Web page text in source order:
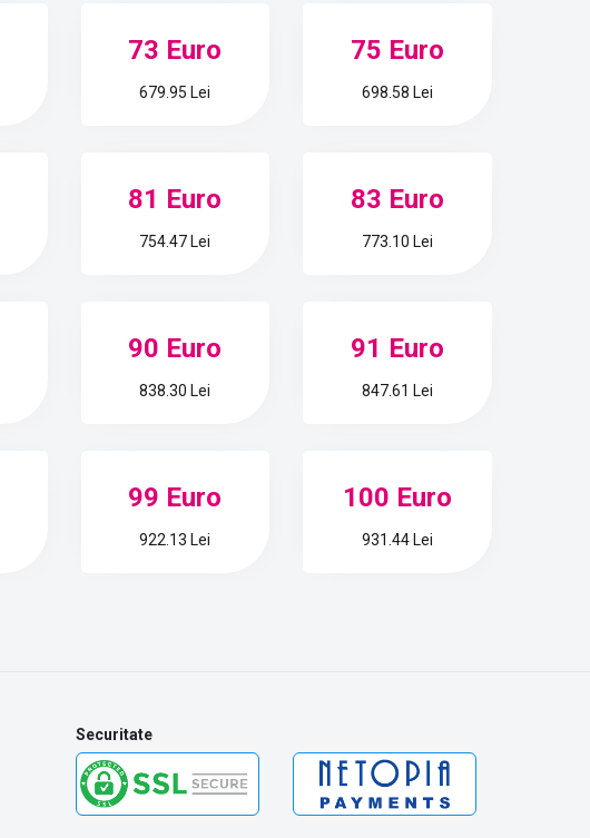
73 Euro
679.95 Lei
75 Euro
698.58 Lei
81 Euro
754.47 Lei
83 Euro
773.10 Lei
90 Euro
838.30 Lei
91 Euro
847.61 Lei
99 Euro
922.13 Lei
100 Euro
931.44 Lei
Securitate